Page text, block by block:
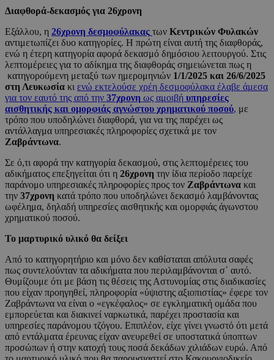
Διαφθορά-δεκασμός για 26χρονη
Εξάλλου, η 26χρονη δεσμοφύλακας των Κεντρικών Φυλακών
αντιμετωπίζει δυο κατηγορίες. Η πρώτη είναι αυτή της διαφθοράς,
ενώ η έτερη κατηγορία αφορά δεκασμό δημόσιου λειτουργού. Στις
λεπτομέρειες για το αδίκημα της διαφθοράς σημειώνεται πως η
κατηγορούμενη μεταξύ των ημερομηνιών 1/1/2025 και 26/6/2025
στη Λευκωσία κι ενώ εκτελούσε χρέη δεσμοφύλακα έλαβε άμεσα
για τον εαυτό της από την 37χρονη ως αμοιβή υπηρεσίες
αισθητικής και ομορφιάς αγνώστου χρηματικού ποσού, με
τρόπο που υποδηλώνει διαφθορά, για να της παρέχει ως
αντάλλαγμα υπηρεσιακές πληροφορίες σχετικά με τον
Ζαβράντωνα.
Σε ό,τι αφορά την κατηγορία δεκασμού, στις λεπτομέρειες του
αδικήματος επεξηγείται ότι η 26χρονη την ίδια περίοδο παρείχε
παράνομο υπηρεσιακές πληροφορίες προς τον Ζαβράντωνα και
την 37χρονη κατά τρόπο που υποδηλώνει δεκασμό λαμβάνοντας
ωφέλημα, δηλαδή υπηρεσίες αισθητικής και ομορφιάς άγωνστου
χρηματικού ποσού.
Το μαρτυρικό υλικό θα δείξει
Από το κατηγορητήριο και μόνο δεν καθίσταται απόλυτα σαφές
πως συντελούνταν τα αδικήματα που περιλαμβάνονται σ΄ αυτό.
Θυμίζουμε ότι με βάση τις θέσεις της Αστυνομίας στις διαδικασίες
που είχαν προηγηθεί, πληροφορία «ύψιστης αξιοπιστίας» έφερε τον
Ζαβράντωνα να είναι ο «εγκέφαλος» σε εγκληματική ομάδα που
εμπορεύεται και διακινεί ναρκωτικά, παρέχει προστασία και
υπηρεσίες παράνομου τζόγου. Επιπλέον, είχε γίνει γνωστό ότι μετά
από εντάλματα έρευνας είχαν ανευρεθεί σε υποστατικά ύποπτων
προσώπων ή στην κατοχή τους ποσά δεκάδων χιλιάδων ευρώ. Από